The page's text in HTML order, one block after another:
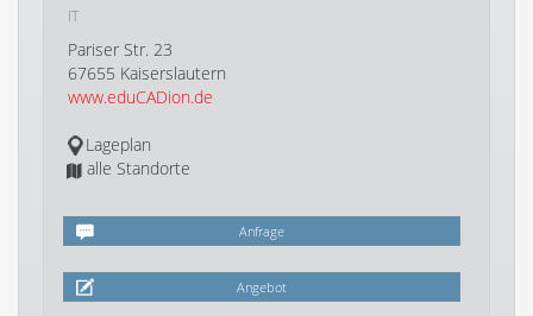
IT
Pariser Str. 23
67655 Kaiserslautern
www.eduCADion.de
Lageplan
alle Standorte
Anfrage
Angebot